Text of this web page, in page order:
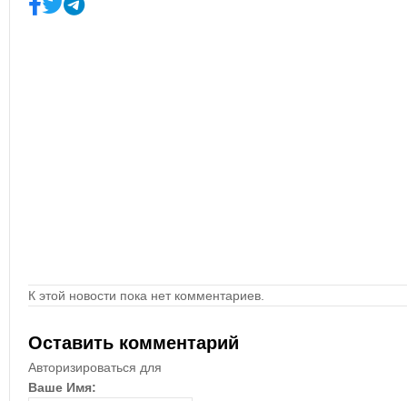
К этой новости пока нет комментариев.
Оставить комментарий
Авторизироваться для
Ваше Имя: